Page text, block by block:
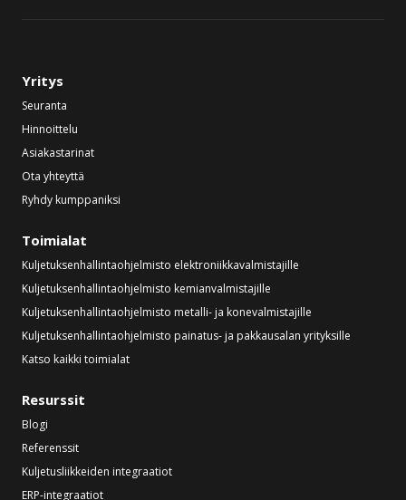
Yritys
Seuranta
Hinnoittelu
Asiakastarinat
Ota yhteyttä
Ryhdy kumppaniksi
Toimialat
Kuljetuksenhallintaohjelmisto elektroniikkavalmistajille
Kuljetuksenhallintaohjelmisto kemianvalmistajille
Kuljetuksenhallintaohjelmisto metalli- ja konevalmistajille
Kuljetuksenhallintaohjelmisto painatus- ja pakkausalan yrityksille
Katso kaikki toimialat
Resurssit
Blogi
Referenssit
Kuljetusliikkeiden integraatiot
ERP-integraatiot